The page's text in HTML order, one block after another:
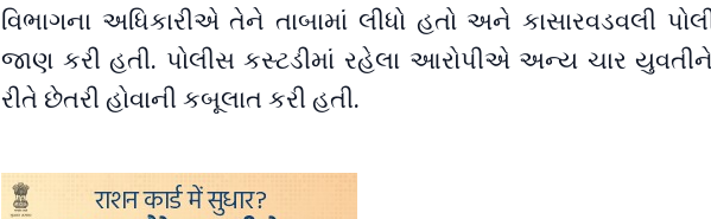
વિભાગના અધિકારીએ તેને તાબામાં લીધો હતો અને કાસારવડવલી
જાણ કરી હતી. પોલીસ કસ્ટડીમાં રહેલા આરોપીએ અન્ય ચાર
રીતે છેતરી હોવાની કબૂલાત કરી હતી.